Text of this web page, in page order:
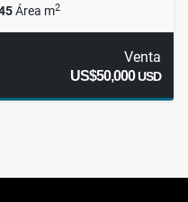
Área m2
Venta
US$50,000USD